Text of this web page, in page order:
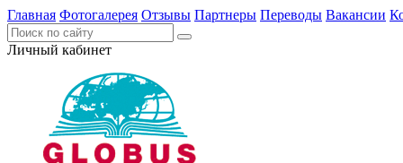
Главная Фотогалерея Отзывы Партнеры Переводы Вакансии
Личный кабинет